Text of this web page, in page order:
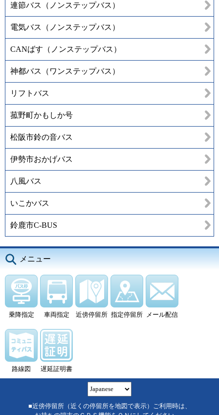
連節バス（ノンステップバス）
電気バス（ノンステップバス）
CANばす（ノンステップバス）
神都バス（ワンステップバス）
リフトバス
菰野町かもしか号
松阪市鈴の音バス
伊勢市おかげバス
八風バス
いこかバス
鈴鹿市C-BUS
メニュー
乗降指定 車両指定 近傍停留所 指定停留所 メール配信
路線図 遅延証明書
■近傍停留所（近くの停留所を地図で表示）ご利用時は、